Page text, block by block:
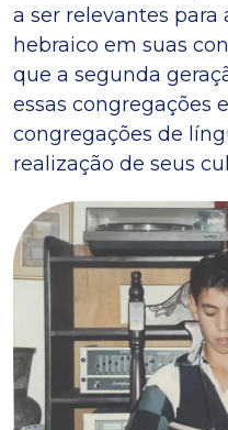
a ser relevantes para
hebraico em suas
que a segunda
essas congregações
congregações de
realização de seus